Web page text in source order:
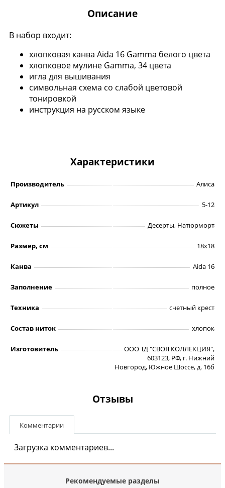
Описание
В набор входит:
хлопковая канва Aida 16 Gamma белого цвета
хлопковое мулине Gamma, 34 цвета
игла для вышивания
символьная схема со слабой цветовой
тонировкой
инструкция на русском языке
Характеристики
Производитель Алиса
Артикул 5-12
Сюжеты Десерты, Натюрморт
Размер, см 18х18
Канва Aida 16
Заполнение полное
Техника счетный крест
Состав ниток хлопок
Изготовитель
ООО ТД "СВОЯ КОЛЛЕКЦИЯ",
603123, РФ, г. Нижний
Новгород, Южное Шоссе, д. 16б
Отзывы
Комментарии
Загрузка комментариев...
Рекомендуемые разделы